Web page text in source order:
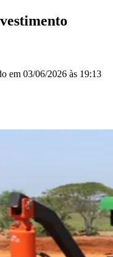
ReginaliceJardim São
Vila Boa VistaVila
Vila Nossa Sra. da
em 03/06/2026 às 19:13